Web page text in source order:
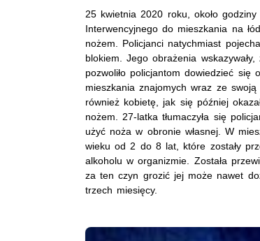
25 kwietnia 2020 roku, około
Interwencyjnego do mieszkania na
nożem. Policjanci natychmiast
blokiem. Jego obrażenia
pozwoliło policjantom dowiedzieć
mieszkania znajomych wraz ze
również kobietę, jak się później
nożem. 27-latka tłumaczyła się
użyć noża w obronie własnej. W
wieku od 2 do 8 lat, które zostały
alkoholu w organizmie. Została
za ten czyn grozić jej może nawet
trzech miesięcy.